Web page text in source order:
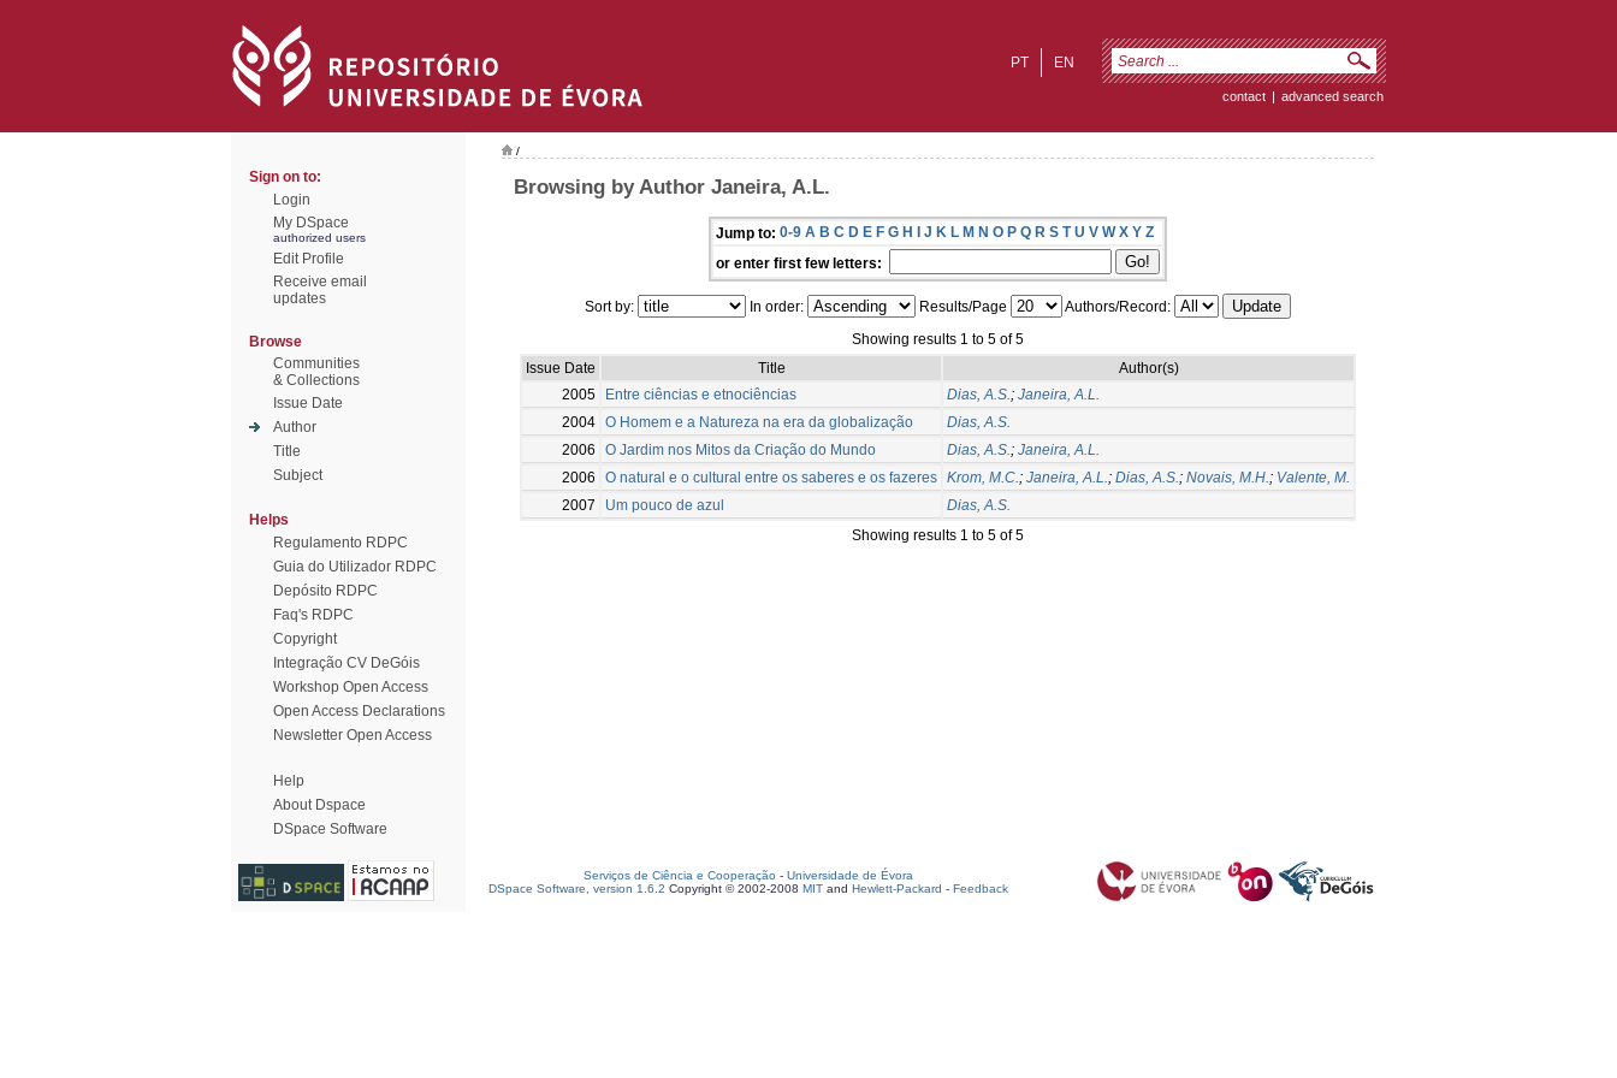
EN
PT
contact | advanced search
Sign on to:
Login
My DSpace
authorized users
Edit Profile
Receive email
updates
Browse
Communities
& Collections
Issue Date
Author
Title
Subject
Helps
Regulamento RDPC
Guia do Utilizador RDPC
Depósito RDPC
Faq's RDPC
Copyright
Integração CV DeGóis
Workshop Open Access
Open Access Declarations
Newsletter Open Access
Help
About Dspace
DSpace Software
/
Browsing by Author Janeira, A.L.
Jump to: 0-9 A B C D E F G H I J K L M N O P Q R S T U V W X Y Z
or enter first few letters:
Sort by: In order: Results/Page
Authors/Record:
Showing results 1 to 5 of 5
Issue Date
Title
Author(s)
2005
Entre ciências e etnociências Dias, A.S.; Janeira, A.L.
2004 O Homem e a Natureza na era da globalização
Dias, A.S.
2006
O Jardim nos Mitos da Criação do Mundo Dias, A.S.; Janeira, A.L.
2006
O natural e o cultural entre os saberes e os fazeres Krom, M.C.; Janeira, A.L.; Dias, A.S.; Novais, M.H.; Valente, M.
2007
Um pouco de azul
Dias, A.S.
Showing results 1 to 5 of 5
Serviços de Ciência e Cooperação - Universidade de Évora
DSpace Software, version 1.6.2 Copyright © 2002-2008 MIT and Hewlett-Packard - Feedback